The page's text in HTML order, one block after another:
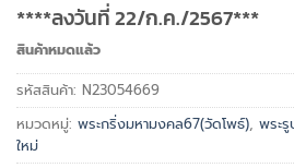
****ลงวันที่ 22/ก.ค./2567***
สินค้าหมดแล้ว
รหัสสินค้า: N23054669
หมวดหมู่: พระกริ่งมหามงคล67(วัดโพธ์), พระ
ใหม่